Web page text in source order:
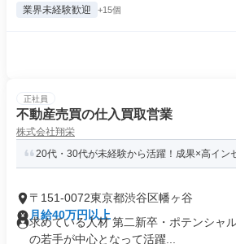
業界未経験歓迎 +15個
正社員
不動産売買の仕入買取営業
株式会社翔栄
20代・30代が未経験から活躍！成果×高イン
〒151-0072東京都渋谷区幡ヶ谷
月給40万円以上
求めている人材 第二新卒・ポテンシャ
の若手が中心となって活躍...